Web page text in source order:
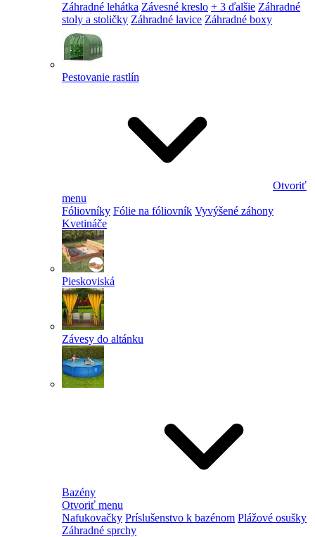
Záhradné lehátka Závesné kreslo + 3 ďalšie Záhradné
stoly a stoličky Záhradné lavice Záhradné boxy
Pestovanie rastlín
Otvoriť
menu
Fóliovníky Fólie na fóliovník Vyvýšené záhony
Kvetináče
Pieskoviská
Závesy do altánku
Bazény
Otvoriť menu
Nafukovačky Príslušenstvo k bazénom Plážové osušky
Záhradné sprchy